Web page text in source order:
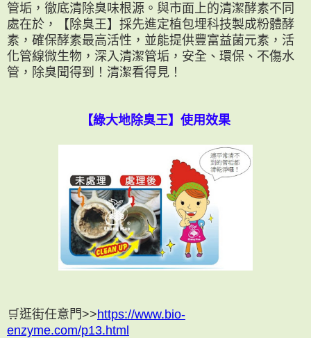
管垢，徹底清除臭味根源。與市面上的清潔酵素不同
處在於，【除臭王】採先進定植包埋科技製成粉體酵
素，確保酵素最高活性，並能提供豐富益菌元素，活
化管線微生物，深入清潔管垢，安全、環保、不傷水
管，除臭聞得到！清潔看得見！
【綠大地除臭王】使用效果
🛒逛街任意門>>https://www.bio-
enzyme.com/p13.html